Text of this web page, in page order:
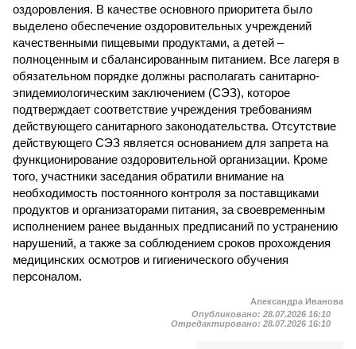
оздоровления. В качестве основного приоритета было
выделено обеспечение оздоровительных учреждений
качественными пищевыми продуктами, а детей –
полноценным и сбалансированным питанием. Все лагеря в
обязательном порядке должны располагать санитарно-
эпидемиологическим заключением (СЭЗ), которое
подтверждает соответствие учреждения требованиям
действующего санитарного законодательства. Отсутствие
действующего СЭЗ является основанием для запрета на
функционирование оздоровительной организации. Кроме
того, участники заседания обратили внимание на
необходимость постоянного контроля за поставщиками
продуктов и организаторами питания, за своевременным
исполнением ранее выданных предписаний по устранению
нарушений, а также за соблюдением сроков прохождения
медицинских осмотров и гигиенического обучения
персоналом.
Александра Иванова
Опубликовано: 28.07.2026 16:10
Отредактировано: 28.07.2026 16:10